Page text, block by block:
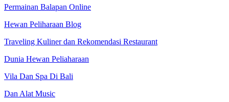
Permainan Balapan Online
Hewan Peliharaan Blog
Traveling Kuliner dan Rekomendasi Restaurant
Dunia Hewan Peliaharaan
Vila Dan Spa Di Bali
Dan Alat Music